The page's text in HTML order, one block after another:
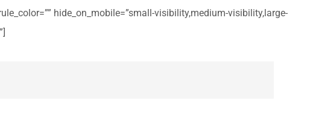
hide_on_mobile=”small-visibility,medium-visibility,large-